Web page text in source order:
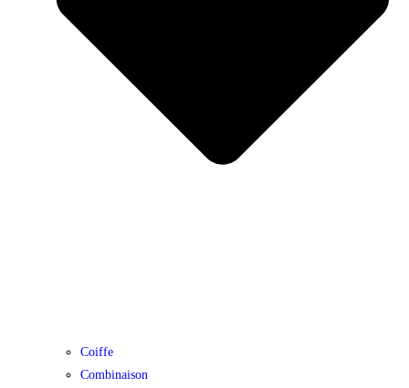
Coiffe
Combinaison